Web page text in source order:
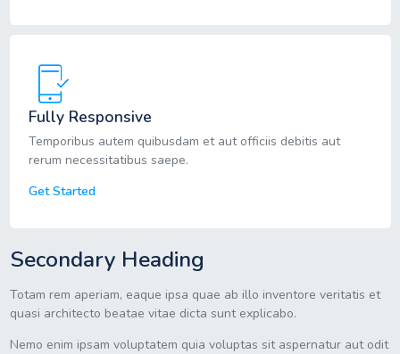
Fully Responsive
Temporibus autem quibusdam et aut officiis debitis aut
rerum necessitatibus saepe.
Get Started
Secondary Heading
Totam rem aperiam, eaque ipsa quae ab illo inventore veritatis et
quasi architecto beatae vitae dicta sunt explicabo.
Nemo enim ipsam voluptatem quia voluptas sit aspernatur aut odit